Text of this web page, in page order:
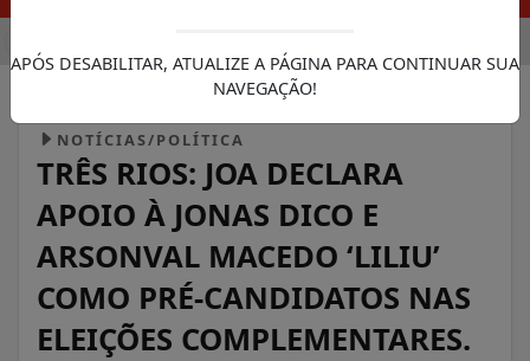
NOTÍCIAS/POLÍTICA
TRÊS RIOS: JOA DECLARA
APOIO À JONAS DICO E
ARSONVAL MACEDO ‘LILIU’
COMO PRÉ-CANDIDATOS NAS
ELEIÇÕES COMPLEMENTARES.
APÓS DESABILITAR, ATUALIZE A PÁGINA PARA CONTINUAR SUA
NAVEGAÇÃO!